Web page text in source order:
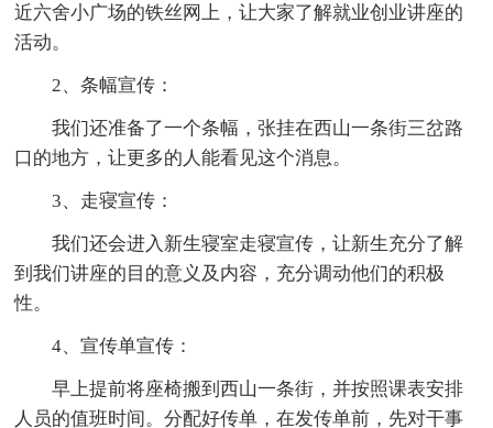
近六舍小广场的铁丝网上，让大家了解就业创业讲座的
活动。
2、条幅宣传：
我们还准备了一个条幅，张挂在西山一条街三岔路
口的地方，让更多的人能看见这个消息。
3、走寝宣传：
我们还会进入新生寝室走寝宣传，让新生充分了解
到我们讲座的目的意义及内容，充分调动他们的积极
性。
4、宣传单宣传：
早上提前将座椅搬到西山一条街，并按照课表安排
人员的值班时间。分配好传单，在发传单前，先对干事